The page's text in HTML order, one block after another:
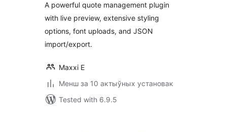
A powerful quote management plugin
with live preview, extensive styling
options, font uploads, and JSON
import/export.
Maxxi E
Менш за 10 актыўных установак
Tested with 6.9.5